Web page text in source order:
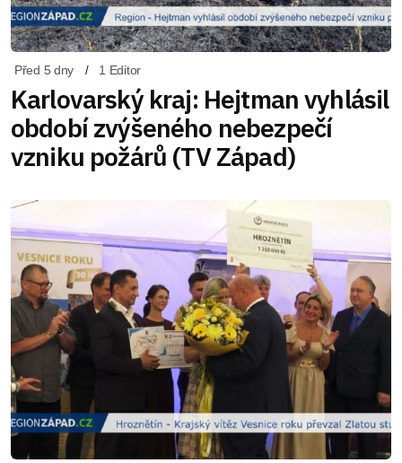
Před 5 dny 1 Editor
Karlovarský kraj: Hejtman vyhlásil
období zvýšeného nebezpečí
vzniku požárů (TV Západ)